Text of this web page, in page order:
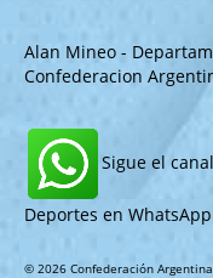
Alan Mineo -
Confederacion
Sigue el
Deportes en WhatsApp
© 2026 Confederación